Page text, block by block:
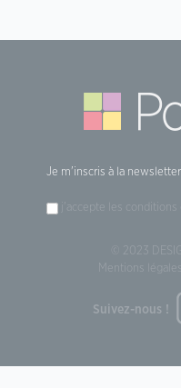
© 2023
Mentions
Je m'inscris à la newsletter
j'accepte les conditions
Suivez-nous !